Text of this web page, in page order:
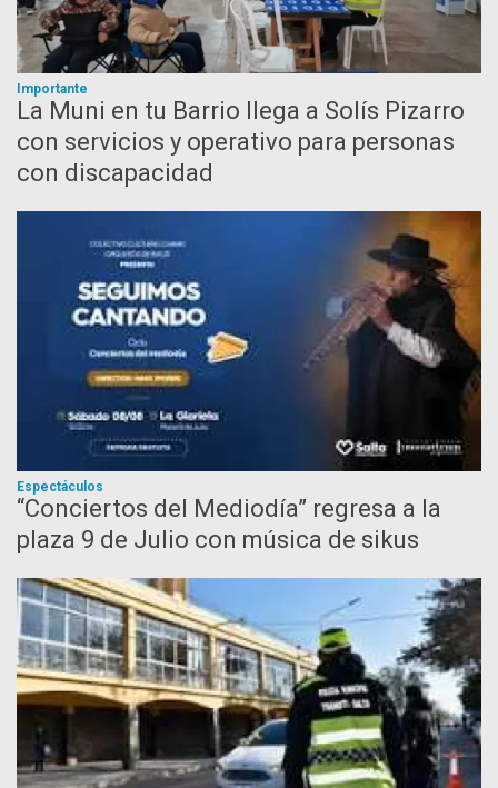
Importante
La Muni en tu Barrio llega a Solís Pizarro
con servicios y operativo para personas
con discapacidad
Espectáculos
“Conciertos del Mediodía” regresa a la
plaza 9 de Julio con música de sikus